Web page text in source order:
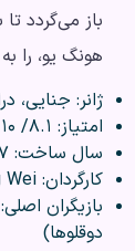
باز می‌گردد
هونگ یو، را
ژانر: جنایی،
امتیاز: ۸.۱/ ۱۰ IMDB
سال ساخت: ۲۰۱۷
کارگردان: Wang Wei
دوقلوها)